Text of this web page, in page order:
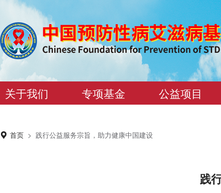
关于我们 专项基金 公益项目
首页 > 践行公益服务宗旨，助力健康中国建设
践